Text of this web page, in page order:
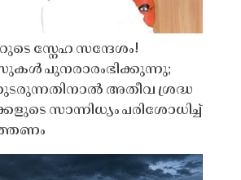
സ്നേഹ സന്ദേശം!
പുനരാരംഭിക്കുന്നു;
അതീവ ശ്രദ്ധ
സാന്നിധ്യം പരിശോധിച്ച്